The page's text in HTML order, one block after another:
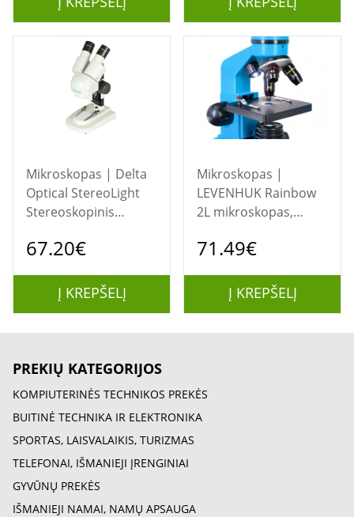
Mikroskopas | Delta
Optical StereoLight
Stereoskopinis
67.20€
Į KREPŠELĮ
Mikroskopas |
LEVENHUK Rainbow
2L mikroskopas,
71.49€
Į KREPŠELĮ
PREKIŲ KATEGORIJOS
KOMPIUTERINĖS TECHNIKOS PREKĖS
BUITINĖ TECHNIKA IR ELEKTRONIKA
SPORTAS, LAISVALAIKIS, TURIZMAS
TELEFONAI, IŠMANIEJI ĮRENGINIAI
GYVŪNŲ PREKĖS
IŠMANIEJI NAMAI, NAMŲ APSAUGA